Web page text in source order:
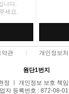
니다.
세요.
약관 개인정보
원단1번지
정 ㅣ 개인정보 보호 책
자 등록번호 : 872-08-